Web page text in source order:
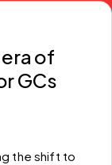
of
GCs
the shift to